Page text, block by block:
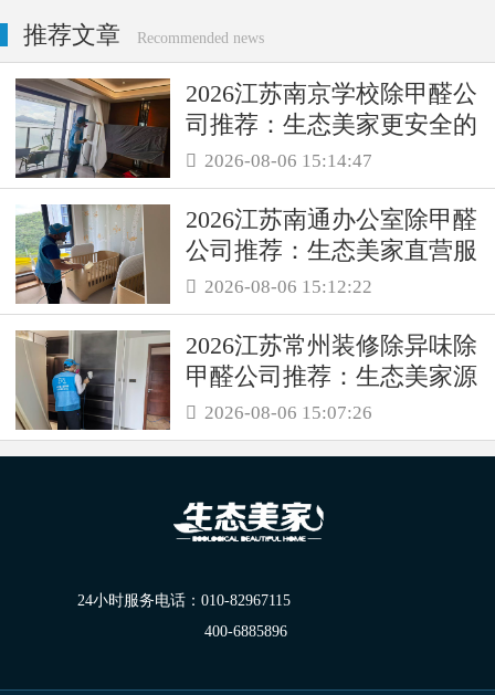
推荐文章 Recommended news
2026江苏南京学校除甲醛公
司推荐：生态美家更安全的
母婴级治理服务！
 2026-08-06 15:14:47
2026江苏南通办公室除甲醛
公司推荐：生态美家直营服
务保障职场空气品质
 2026-08-06 15:12:22
2026江苏常州装修除异味除
甲醛公司推荐：生态美家源
头消解复合装修污染
 2026-08-06 15:07:26
24小时服务电话： 010-82967115
400-6885896